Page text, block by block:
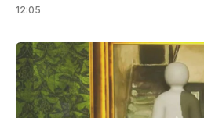
12:05